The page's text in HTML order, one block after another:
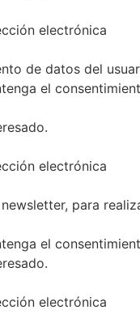
electrónica
de datos del
el
electrónica
para
el
electrónica